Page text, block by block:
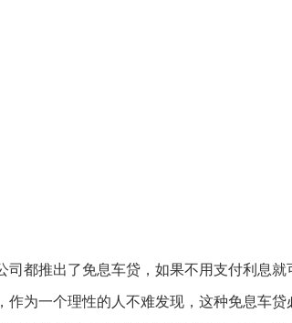
司都推出了免息车贷，如果不用支付利息
作为一个理性的人不难发现，这种免息车